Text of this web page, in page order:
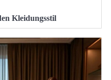
Kleidungsstil